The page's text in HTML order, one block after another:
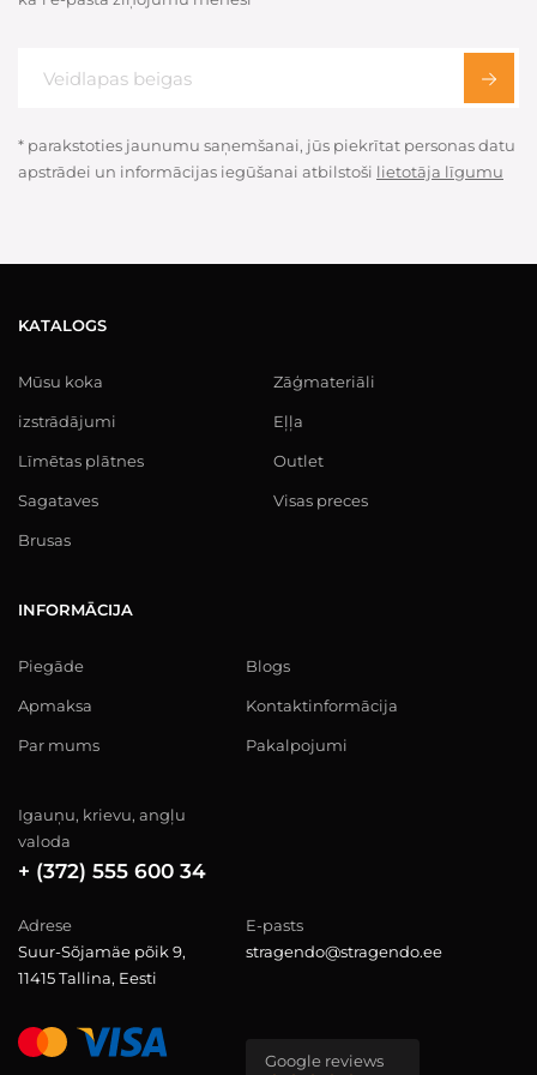
* parakstoties jaunumu saņemšanai, jūs piekrītat personas datu
apstrādei un informācijas iegūšanai atbilstoši lietotāja līgumu
KATALOGS
Mūsu koka
izstrādājumi
Līmētas plātnes
Sagataves
Brusas
Zāģmateriāli
Eļļa
Outlet
Visas preces
INFORMĀCIJA
Piegāde
Apmaksa
Par mums
Blogs
Kontaktinformācija
Pakalpojumi
Igauņu, krievu, angļu
valoda
+ (372) 555 600 34
Adrese
Suur-Sõjamäe põik 9,
11415 Tallina, Eesti
E-pasts
stragendo@stragendo.ee
Google reviews